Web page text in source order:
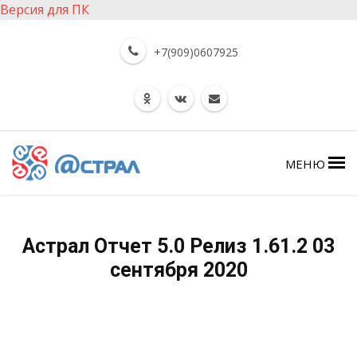
Версия для ПК
+7(909)0607925
МЕНЮ
Астрал Отчет 5.0 Релиз 1.61.2 03
сентября 2020